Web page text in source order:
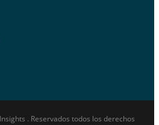
. Reservados todos los derechos